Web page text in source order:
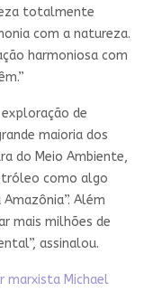
totalmente
com a natureza.
harmoniosa com
de
maioria dos
do Meio Ambiente,
como algo
Além
mais milhões de
assinalou.
marxista Michael